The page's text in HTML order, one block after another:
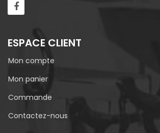
ESPACE CLIENT
Mon compte
Mon panier
Commande
Contactez-nous